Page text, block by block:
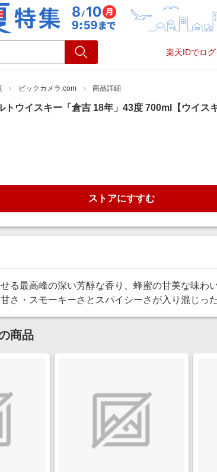
楽天IDでロ
ビックカメラ.com 商品詳細
トウイスキー「倉吉 18年」43度 700ml【ウイスキ
ストアにすすむ
る最高峰の深い芳醇な香り、蜂蜜の甘美な味わ
さ・スモーキーさとスパイシーさが入り混じっ
商品